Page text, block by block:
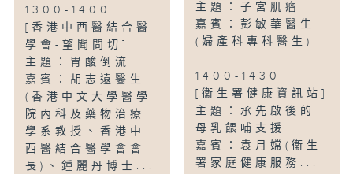
1300-1400
[香港中西醫結合醫
學會-望聞問切]
主題：胃酸倒流
嘉賓：胡志遠醫生
(香港中文大學醫學
院內科及藥物治療
學系教授、香港中
西醫結合醫學會會
長)、鍾麗丹博士...
主題：子宮肌瘤
嘉賓：彭敏華醫生
(婦產科專科醫生)
1400-1430
[衞生署健康資訊站]
主題：承先啟後的
母乳餵哺支援
嘉賓：袁月嫦(衞生
署家庭健康服務...